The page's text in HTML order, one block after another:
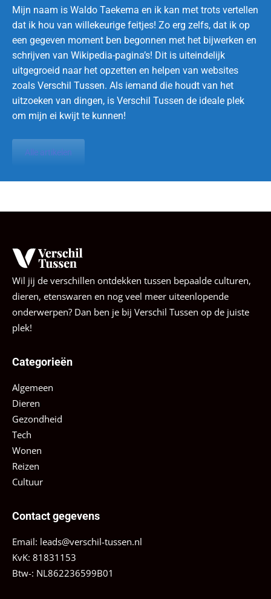
Mijn naam is Waldo Taekema en ik kan met trots vertellen
dat ik hou van willekeurige feitjes! Zo erg zelfs, dat ik op
een gegeven moment ben begonnen met het bijwerken en
schrijven van Wikipedia-pagina’s! Dit is uiteindelijk
uitgegroeid naar het opzetten en helpen van websites
zoals Verschil Tussen. Als iemand die houdt van het
uitzoeken van dingen, is Verschil Tussen de ideale plek
om mijn ei kwijt te kunnen!
Alle artikelen
Wil jij de verschillen ontdekken tussen bepaalde culturen,
dieren, etenswaren en nog veel meer uiteenlopende
onderwerpen? Dan ben je bij Verschil Tussen op de juiste
plek!
Categorieën
Algemeen
Dieren
Gezondheid
Tech
Wonen
Reizen
Cultuur
Contact gegevens
Email: leads@verschil-tussen.nl
KvK: 81831153
Btw-: NL862236599B01